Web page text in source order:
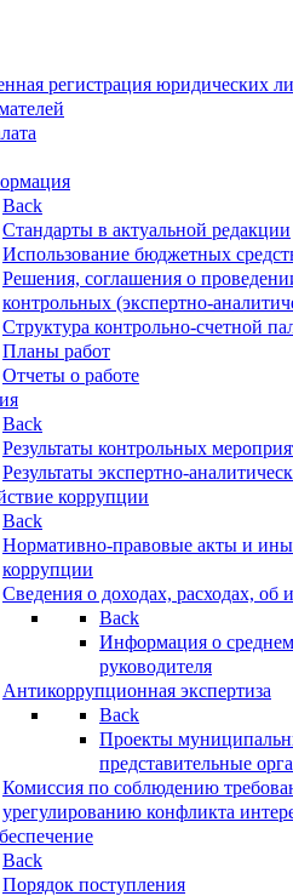
регистрация юридических
Back
Стандарты в актуальной редакции
Использование бюджетных
Решения, соглашения о
контрольных (экспертно-
Структура контрольно-счетной
Планы работ
Отчеты о работе
Back
Результаты контрольных
Результаты экспертно-
коррупции
Back
Нормативно-правовые акты и
коррупции
Сведения о доходах, расходах, об
Back
Информация о
руководителя
Антикоррупционная экспертиза
Back
Проекты
представительные
Комиссия по соблюдению
урегулированию конфликта
Back
Порядок поступления